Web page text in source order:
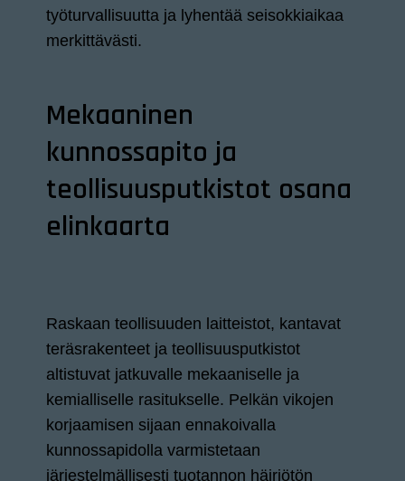
työturvallisuutta ja lyhentää seisokkiaikaa
merkittävästi.
Mekaaninen
kunnossapito ja
teollisuusputkistot osana
elinkaarta
Raskaan teollisuuden laitteistot, kantavat
teräsrakenteet ja teollisuusputkistot
altistuvat jatkuvalle mekaaniselle ja
kemialliselle rasitukselle. Pelkän vikojen
korjaamisen sijaan ennakoivalla
kunnossapidolla varmistetaan
järjestelmällisesti tuotannon häiriötön